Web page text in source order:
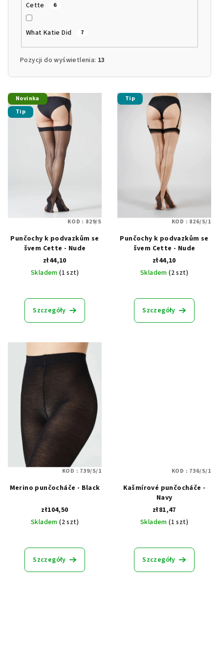
Cette 6
What Katie Did 7
Pozycji do wyświetlenia: 13
L
s
u
Novinka
Tip
Punčochy k podvazkům se
švem Cette - Nude
zł44,10
Skladem(1 szt)
Szczegóły
KOD : 829/S
Tip
Punčochy k podvazkům se
švem Cette - Nude
zł44,10
Skladem(2 szt)
Szczegóły
KOD : 826/S/1
Merino punčocháče - Black
zł104,50
Skladem(2 szt)
Szczegóły
KOD : 739/S/1
Kašmírové punčocháče -
Navy
zł81,47
Skladem(1 szt)
ocena
produktu
Szczegóły
KOD : 736/S/1